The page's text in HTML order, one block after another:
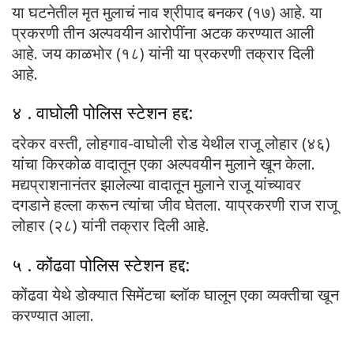
या घटनेतील मृत मुलाचं नाव श्रीपाद बनकर (१७) आहे. या
प्रकरणी तीन अल्पवयीन आरोपींना अटक करण्यात आली
आहे. जय काळभोर (१८) यांनी या प्रकरणी तक्रार दिली
आहे.
४ . वाघोली पोलिस स्टेशन हद्द:
दरेकर वस्ती, लोहगाव-वाघोली रोड येथील राजू लोहार (४६)
यांचा किरकोळ वादातून एका अल्पवयीन मुलाने खून केला.
मद्यप्राशनानंतर झालेल्या वादातून मुलाने राजू यांच्यावर
दगडाने हल्ला करून त्यांचा जीव घेतला. याप्रकरणी राज राजू
लोहार (२८) यांनी तक्रार दिली आहे.
५ . कोंढवा पोलिस स्टेशन हद्द:
कोंढवा येथे डोक्यात सिमेंटचा ब्लॉक घालून एका व्यक्तीचा खून
करण्यात आला.